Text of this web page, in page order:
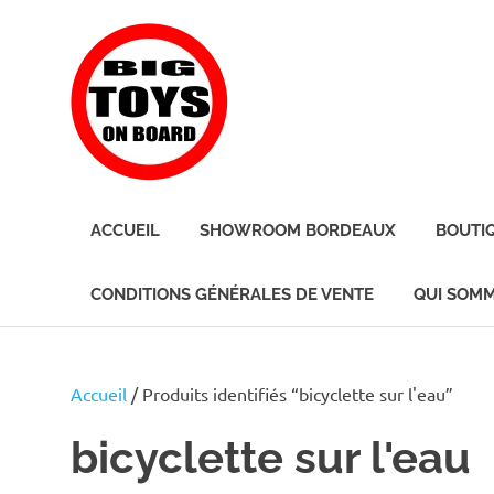
BOARD
BORD
ENFANTS
ACCUEIL SHOWROOM BORDEAUX
CONDITIONS GÉNÉRALES DE VENTE QUI
Accueil / Produits identifiés “bicyclette sur l'eau”
bicyclette sur l'eau